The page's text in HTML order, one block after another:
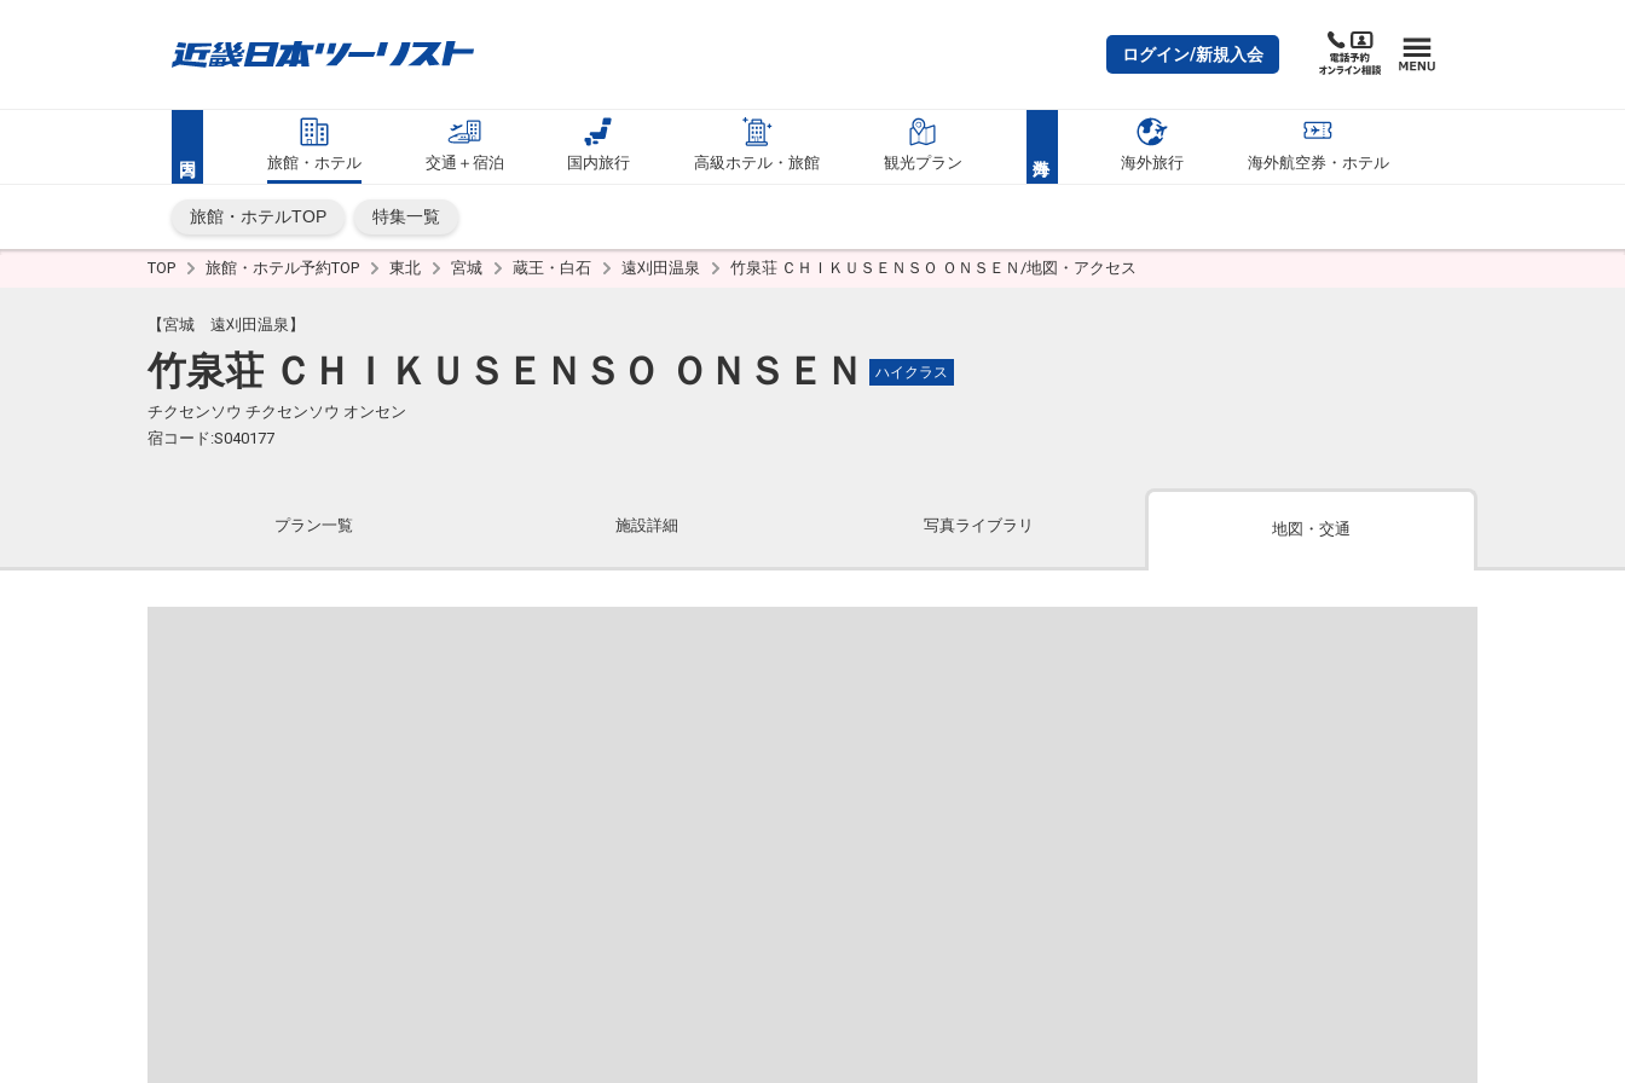
ログイン/新規入会
旅館・ホテル 交通＋宿泊 国内旅行 高級ホテル・旅館 観光プラン 海外旅行 海外航空券・ホテル
旅館・ホテルTOP 特集一覧
TOP 旅館・ホテル予約TOP 東北 宮城 蔵王・白石 遠刈田温泉 竹泉荘 ＣＨＩＫＵＳＥＮＳＯ ＯＮＳＥＮ/地図・アクセス
【宮城 遠刈田温泉】
竹泉荘 ＣＨＩＫＵＳＥＮＳＯ ＯＮＳＥＮ ハイクラス
チクセンソウ チクセンソウ オンセン
宿コード:S040177
プラン一覧 施設詳細 写真ライブラリ 地図・交通